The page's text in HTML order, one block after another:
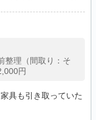
整理（間取り：そ
円
具も引き取っていた